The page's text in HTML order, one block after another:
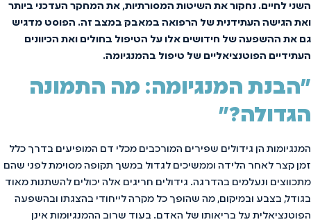
השני לחיים. נחקוראת השיטות המסורתיות, את המחקר העדכני ביותר
ואת הגישה העתידניתשל הרפואה במאבק במצב זה. הפוסט מדגיש
גם את ההשפעהשל חידושים אלו על הטיפול בחולים ואת הכיוונים
העתידיים הפוטנציאליים של טיפול בהמנגיומה.
"הבנת המנגיומה: מה התמונה
הגדולה?"
המנגיומות הן גידולים שפירים המורכבים מכלי דם המופיעים בדרך כלל
זמן קצר לאחר הלידה וממשיכים לגדול במשך תקופה מסוימת לפני שהם
מתכווצים ונעלמים בהדרגה. גידולים חריגים אלה יכולים להשתנות מאוד
בגודל, בצבע ובמיקום, מה שהופך כל מקרה לייחודי בהצגתו ובהשפעה
הפוטנציאלית על בריאותו של האדם. בעוד שרוב ההמנגיומות אינן